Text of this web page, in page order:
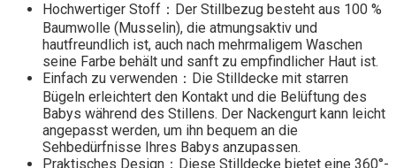
Hochwertiger Stoff：Der Stillbezug besteht aus 100 %
Baumwolle (Musselin), die atmungsaktiv und
hautfreundlich ist, auch nach mehrmaligem Waschen
seine Farbe behält und sanft zu empfindlicher Haut ist.
Einfach zu verwenden：Die Stilldecke mit starren
Bügeln erleichtert den Kontakt und die Belüftung des
Babys während des Stillens. Der Nackengurt kann leicht
angepasst werden, um ihn bequem an die
Sehbedürfnisse Ihres Babys anzupassen.
Praktisches Design：Diese Stilldecke bietet eine 360°-